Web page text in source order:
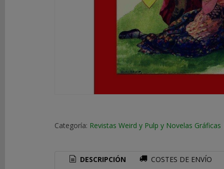
Categoría: Revistas Weird y Pulp y Novelas Gráficas
DESCRIPCIÓN COSTES DE ENVÍO